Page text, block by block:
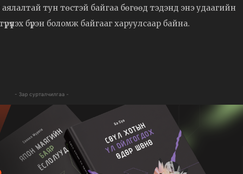
тун төстэй байгаа бөгөөд тэдэнд энэ удаагийн
бүрэн боломж байгааг харуулсаар байна.
- Зар сурталчилгаа -